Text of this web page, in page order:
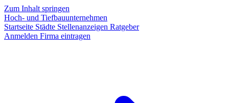
Zum Inhalt springen
Hoch- und Tiefbauunternehmen
Startseite Städte Stellenanzeigen Ratgeber
Anmelden Firma eintragen